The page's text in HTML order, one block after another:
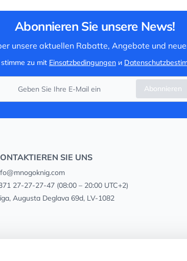
Abonnieren Sie unsere News!
unsere aktuellen Rabatte, Angebote und
stimme zu mit Einsatzbedingungen и
Abonnieren
SIE UNS
27-27-27-47(08:00 – 20:00 UTC+2)
Augusta Deglava 69d, LV-1082